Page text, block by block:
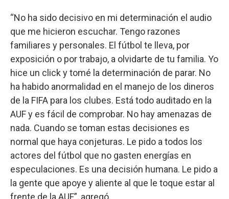
“No ha sido decisivo en mi determinación el audio
que me hicieron escuchar. Tengo razones
familiares y personales. El fútbol te lleva, por
exposición o por trabajo, a olvidarte de tu familia. Yo
hice un click y tomé la determinación de parar. No
ha habido anormalidad en el manejo de los dineros
de la FIFA para los clubes. Está todo auditado en la
AUF y es fácil de comprobar. No hay amenazas de
nada. Cuando se toman estas decisiones es
normal que haya conjeturas. Le pido a todos los
actores del fútbol que no gasten energías en
especulaciones. Es una decisión humana. Le pido a
la gente que apoye y aliente al que le toque estar al
frente de la AUF”, agregó.